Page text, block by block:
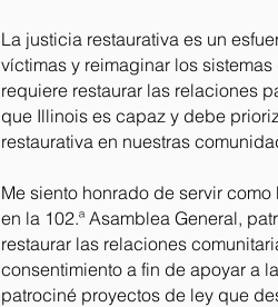
La justicia restaurativa es un
víctimas y reimaginar los
requiere restaurar las relaciones
que Illinois es capaz y debe
restaurativa en nuestras
Me siento honrado de servir
en la 102.ª Asamblea General,
restaurar las relaciones
consentimiento a fin de apoyar a
patrociné proyectos de ley que